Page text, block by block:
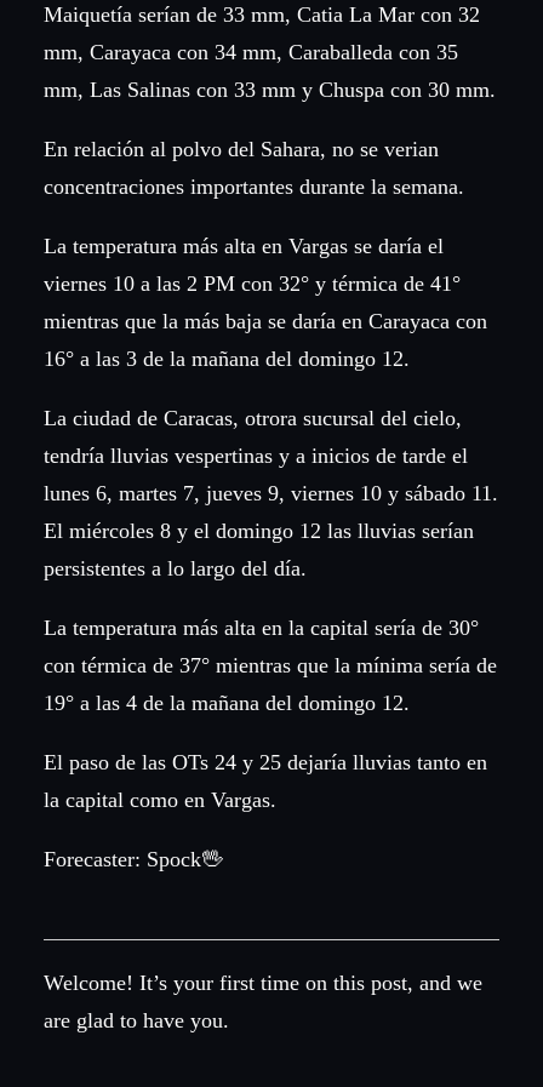
Maiquetía serían de 33 mm, Catia La Mar con 32
mm, Carayaca con 34 mm, Caraballeda con 35
mm, Las Salinas con 33 mm y Chuspa con 30 mm.
En relación al polvo del Sahara, no se verian
concentraciones importantes durante la semana.
La temperatura más alta en Vargas se daría el
viernes 10 a las 2 PM con 32° y térmica de 41°
mientras que la más baja se daría en Carayaca con
16° a las 3 de la mañana del domingo 12.
La ciudad de Caracas, otrora sucursal del cielo,
tendría lluvias vespertinas y a inicios de tarde el
lunes 6, martes 7, jueves 9, viernes 10 y sábado 11.
El miércoles 8 y el domingo 12 las lluvias serían
persistentes a lo largo del día.
La temperatura más alta en la capital sería de 30°
con térmica de 37° mientras que la mínima sería de
19° a las 4 de la mañana del domingo 12.
El paso de las OTs 24 y 25 dejaría lluvias tanto en
la capital como en Vargas.
Forecaster: Spock🖖
Welcome! It’s your first time on this post, and we
are glad to have you.